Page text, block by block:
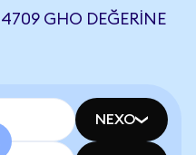
GHO DEĞERINE
NEXO